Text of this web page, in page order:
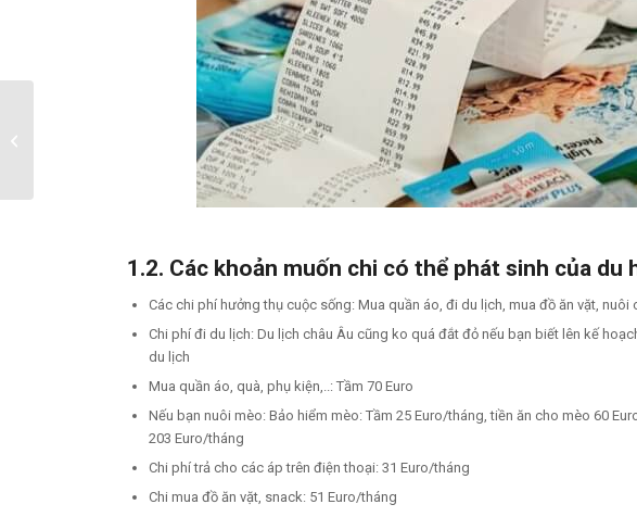
1.2. Các khoản muốn chi có thể phát sinh của du
Các chi phí hưởng thụ cuộc sống: Mua quần áo, đi du lịch, mua đồ ăn vặt, nuôi
Chi phí đi du lịch: Du lịch châu Âu cũng ko quá đắt đỏ nếu bạn biết lên kế
du lịch
Mua quần áo, quà, phụ kiện,..: Tầm 70 Euro
Nếu bạn nuôi mèo: Bảo hiểm mèo: Tầm 25 Euro/tháng, tiền ăn cho mèo 60
203 Euro/tháng
Chi phí trả cho các áp trên điện thoại: 31 Euro/tháng
Chi mua đồ ăn vặt, snack: 51 Euro/tháng